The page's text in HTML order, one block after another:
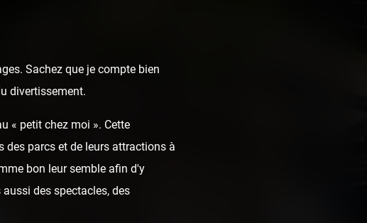
Sachez que je compte bien
divertissement.
« petit chez moi ». Cette
parcs et de leurs attractions à
bon leur semble afin d'y
des spectacles, des